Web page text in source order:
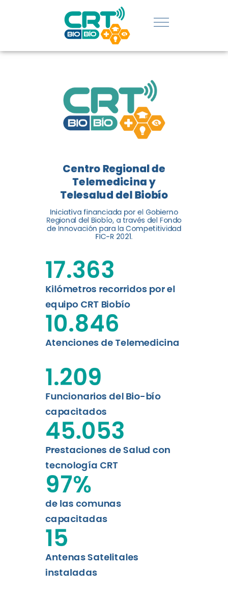
REGIÓN:
CONOCE
LOGROS
DE CRT
BIOBÍO
El Centro Regional de
Telemedicina y Telesalud del
Biobío presenta el balance de
tres años acercando la salud
digital a los habitantes...
Leer más
Centro Regional de
Telemedicina y
Telesalud del Biobío
Iniciativa financiada por el Gobierno
Regional del Biobío, a través del Fondo
de Innovación para la Competitividad
FIC-R 2021.
Kilómetros recorridos por el
equipo CRT Biobío
17.363
Atenciones de Telemedicina
10.846
Funcionarios del Bio-bío
capacitados
1.209
Prestaciones de Salud con
tecnología CRT
45.053
de las comunas
capacitadas
97%
Antenas Satelitales
instaladas
15